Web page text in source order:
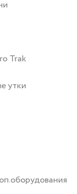
Trak
утки